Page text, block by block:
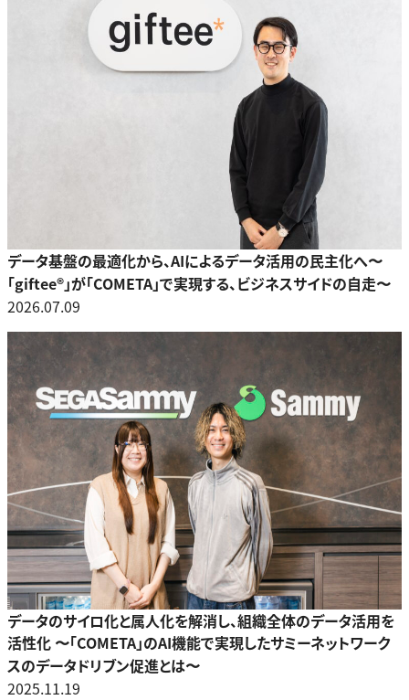
データ基盤の最適化から、AIによるデータ活用の民主化へ〜
「giftee®」が「COMETA」で実現する、ビジネスサイドの自走〜
2026.07.09
データのサイロ化と属人化を解消し、組織全体のデータ活用を
活性化 〜「COMETA」のAI機能で実現したサミーネットワーク
スのデータドリブン促進とは〜
2025.11.19